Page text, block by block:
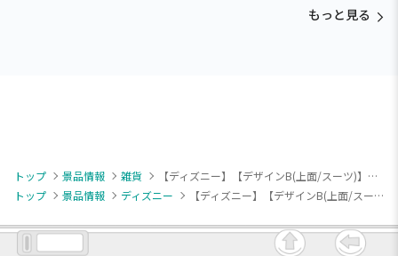
もっと見る
トップ 景品情報 雑貨
【ディズニー】【デザインB(上面/スーツ)】ミッキー＆フレンズ Party Ready Tonight 大きなポッケ付きバスケット
トップ
景品情報 ディズニー 【ディズニー】【デザインB(上面/スーツ)】ミッキー＆フレンズ Party Ready Tonight 大きなポッケ付きバスケット